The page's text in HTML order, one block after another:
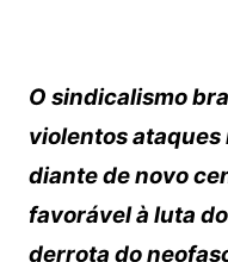
k
O sindicalismo
violentos ataques
diante de novo
favorável à luta
derrota do